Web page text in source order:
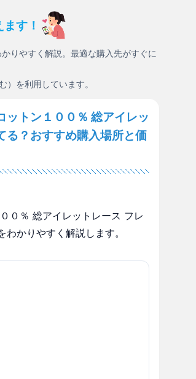
す！
りやすく解説。最適な購入先がすぐに
を利用しています。
トン１００％ 総アイレッ
る？おすすめ購入場所と価
０％ 総アイレットレース フレ
かりやすく解説します。